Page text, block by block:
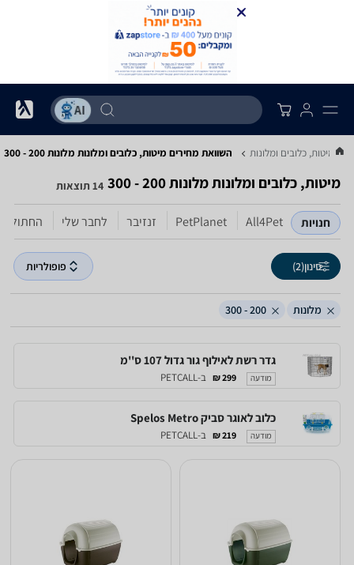
מיטות, כלובים ומלונות השוואת מחירים מיטות, כלובים ומלונות ‏מלונות ‏200 - 300
מיטות, כלובים ומלונות ‏מלונות ‏200 - 300 14 תוצאות
חנויות All4Pet
PetPlanet זנזיבר לחבר שלי החתול
סינון(2) פופולריות
מלונות 200 - 300
גדר רשת לאילוף גור גדול 107 ס''מ
מודעה 299 ₪ ב-PETCALL
כלוב לאוגר סביק Spelos Metro
מודעה 219 ₪ ב-PETCALL